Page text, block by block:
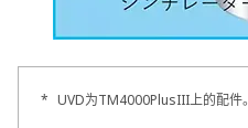
* UVD为TM4000PlusIII上的配件。